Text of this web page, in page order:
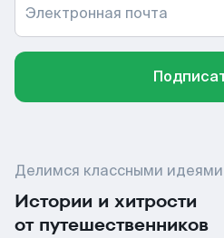
Электронная почта
Делимся классными идеями
Истории и хитрости
от путешественников